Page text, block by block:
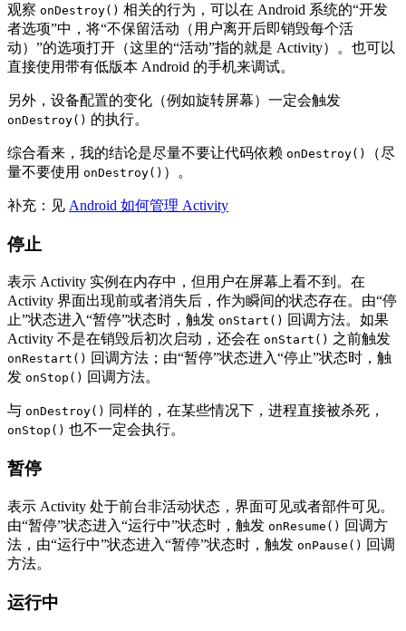
观察 onDestroy() 相关的行为，可以在 Android 系统的“开发
者选项”中，将“不保留活动（用户离开后即销毁每个活
动）”的选项打开（这里的“活动”指的就是 Activity）。也可以
直接使用带有低版本 Android 的手机来调试。
另外，设备配置的变化（例如旋转屏幕）一定会触发
onDestroy() 的执行。
综合看来，我的结论是尽量不要让代码依赖 onDestroy()
（尽
量不要使用 onDestroy() ）。
补充：见 Android 如何管理 Activity
停止
表示 Activity 实例在内存中，但用户在屏幕上看不到。在
Activity 界面出现前或者消失后，作为瞬间的状态存在。由“停
止”状态进入“暂停”状态时，触发 onStart() 回调方法。如果
Activity 不是在销毁后初次启动，还会在 onStart() 之前触发
onRestart() 回调方法；由“暂停”状态进入“停止”状态时，触
发 onStop() 回调方法。
与 onDestroy() 同样的，在某些情况下，进程直接被杀死，
onStop() 也不一定会执行。
暂停
表示 Activity 处于前台非活动状态，界面可见或者部件可见。
由“暂停”状态进入“运行中”状态时，触发 onResume() 回调方
法，由“运行中”状态进入“暂停”状态时，触发 onPause() 回调
方法。
运行中